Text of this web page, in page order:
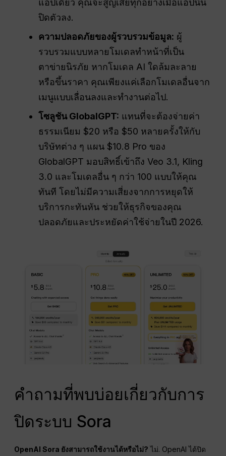
แอปเดียว คุณจะสูญเสียทุกอย่างเมื่อแอปนั้น
ปิดตัวลง.
ความปลอดภัยของผู้รวบรวมข้อมูล: ผู้
รวบรวมแบบหลายโมเดลทำหน้าที่เป็น
ตาข่ายนิรภัย หากโมเดล AI ใดล้มละลาย
หรือขึ้นราคา คุณเพียงแค่เลือกโมเดลอื่นจาก
เมนูแบบเลื่อนลงและทำงานต่อไป.
โซลูชัน GlobalGPT: แทนที่จะต้องจ่ายค่า
ธรรมเนียม $20 หรือ $50 หลายครั้งให้กับ
บริษัทต่าง ๆ แผน $10.8 Pro ของ
GlobalGPT มอบสิทธิ์เข้าถึง Veo 3.1, Kling
3.0 และโมเดลอื่น ๆ กว่า 100 แบบให้คุณ
ทันที โดยไม่มีความเสี่ยงจากการหยุดให้
บริการกะทันหัน ช่วยให้ธุรกิจของคุณ
ปลอดภัยและประหยัดค่าใช้จ่ายในปี 2026.
คำถามที่พบบ่อยเกี่ยวกับการ
ปิดระบบ Sora
OpenAI Sora ยังสามารถใช้งานได้หรือไม่? ไม่. OpenAI ได้ปิด